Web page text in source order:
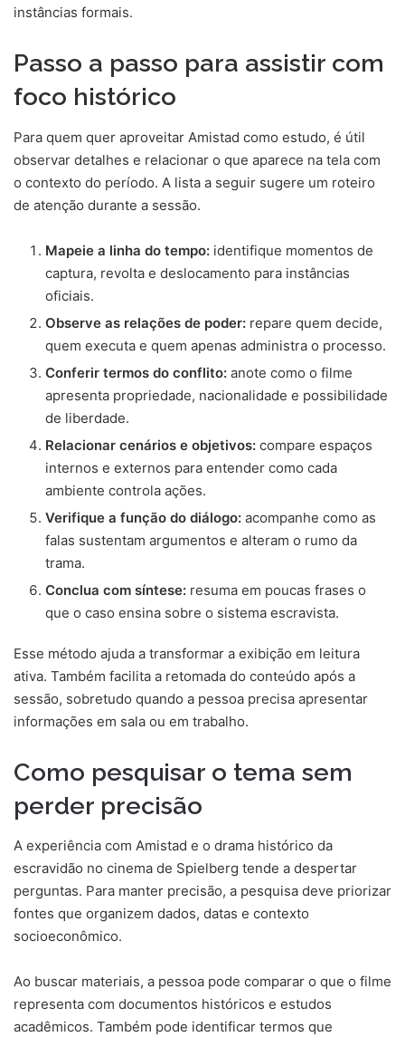
instâncias formais.
Passo a passo para assistir com
foco histórico
Para quem quer aproveitar Amistad como estudo, é útil
observar detalhes e relacionar o que aparece na tela com
o contexto do período. A lista a seguir sugere um roteiro
de atenção durante a sessão.
Mapeie a linha do tempo: identifique momentos de
captura, revolta e deslocamento para instâncias
oficiais.
Observe as relações de poder: repare quem decide,
quem executa e quem apenas administra o processo.
Conferir termos do conflito: anote como o filme
apresenta propriedade, nacionalidade e possibilidade
de liberdade.
Relacionar cenários e objetivos: compare espaços
internos e externos para entender como cada
ambiente controla ações.
Verifique a função do diálogo: acompanhe como as
falas sustentam argumentos e alteram o rumo da
trama.
Conclua com síntese: resuma em poucas frases o
que o caso ensina sobre o sistema escravista.
Esse método ajuda a transformar a exibição em leitura
ativa. Também facilita a retomada do conteúdo após a
sessão, sobretudo quando a pessoa precisa apresentar
informações em sala ou em trabalho.
Como pesquisar o tema sem
perder precisão
A experiência com Amistad e o drama histórico da
escravidão no cinema de Spielberg tende a despertar
perguntas. Para manter precisão, a pesquisa deve priorizar
fontes que organizem dados, datas e contexto
socioeconômico.
Ao buscar materiais, a pessoa pode comparar o que o filme
representa com documentos históricos e estudos
acadêmicos. Também pode identificar termos que